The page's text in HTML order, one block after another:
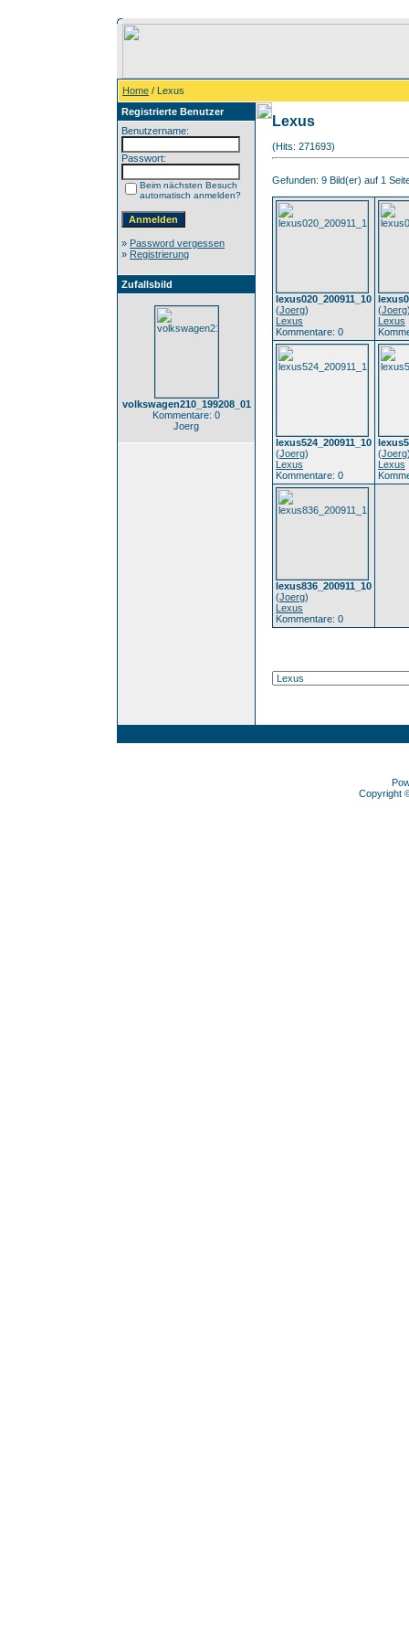
Home / Lexus
Registrierte Benutzer
Benutzername:
Passwort:
Beim nächsten Besuch
automatisch anmelden?
» Password vergessen
» Registrierung
Zufallsbild
volkswagen210_199208_01
Kommentare: 0
Joerg
Lexus
(Hits: 271693)
Gefunden: 9 Bild(er) auf 1
lexus020_200911_10
(Joerg)
Lexus
Kommentare: 0
(Joerg
Lexus
lexus524_200911_10
(Joerg)
Lexus
Kommentare: 0
(Joerg
Lexus
lexus836_200911_10
(Joerg)
Lexus
Kommentare: 0
Copyright